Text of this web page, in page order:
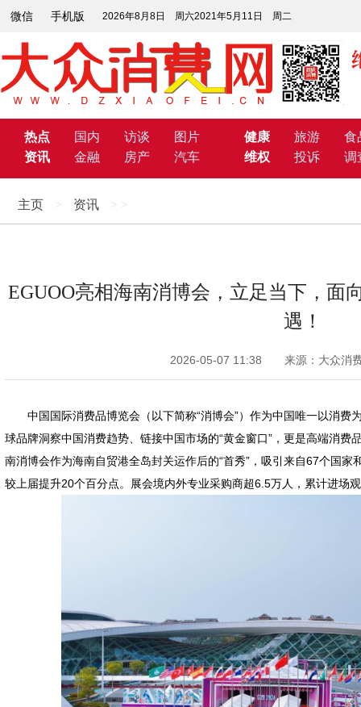
微信 手机版 2026年8月8日 周六2021年5月11日 周二
热点 国内 访谈
图片
资讯
金融 房产 汽车
健康 旅游
食
维权
投诉 调
主页 > 资讯 > >
EGUOO亮相海南消博会，立足当下，面
遇！
2026-05-07 11:38 来源：大众消
中国国际消费品博览会（以下简称“消博会”）作为中国唯一以消
球品牌洞察中国消费趋势、链接中国市场的“黄金窗口”，更是高端消
南消博会作为海南自贸港全岛封关运作后的“首秀”，吸引来自67个国
较上届提升20个百分点。展会境内外专业采购商超6.5万人，累计进场